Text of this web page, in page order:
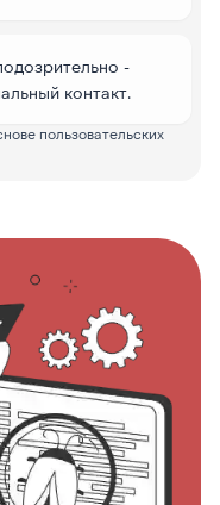
-
контакт.
пользовательских